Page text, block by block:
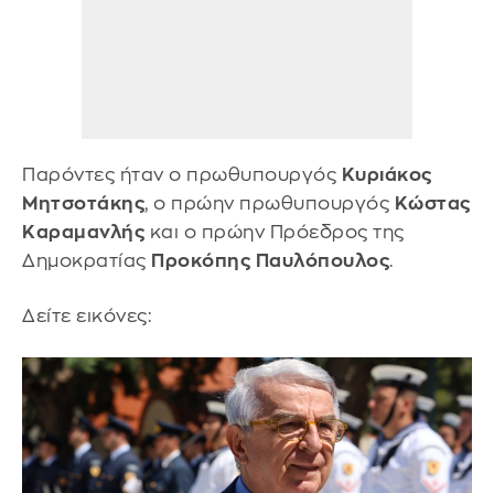
Παρόντες ήταν ο πρωθυπουργός Κυριάκος
Μητσοτάκης, ο πρώην πρωθυπουργός Κώστας
Καραμανλής και ο πρώην Πρόεδρος της
Δημοκρατίας Προκόπης Παυλόπουλος.
Δείτε εικόνες: